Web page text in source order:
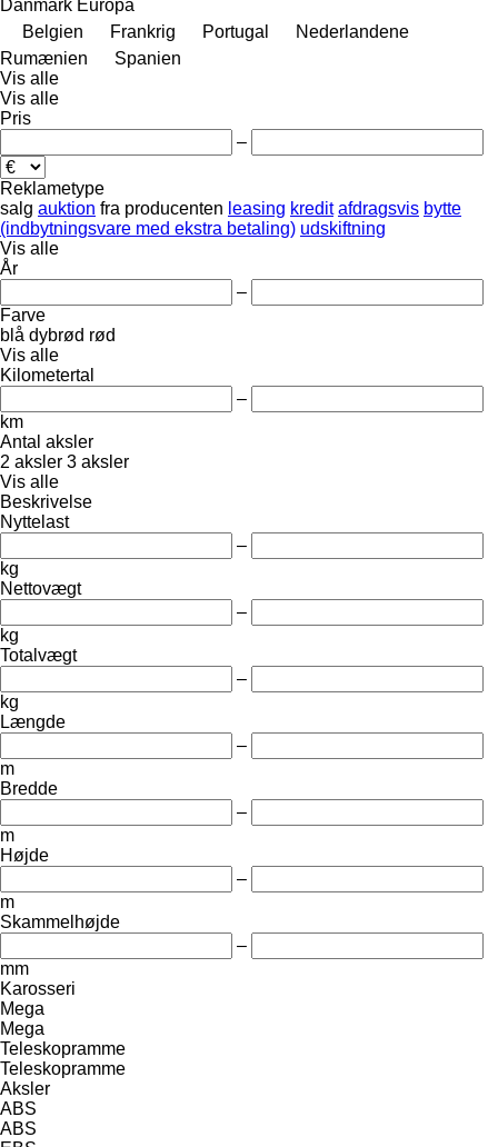
Danmark Europa
Belgien
Frankrig Portugal
Nederlandene
Rumænien
Spanien
Vis alle
Vis alle
Pris
–
Reklametype
salg auktion fra producenten leasing kredit afdragsvis bytte
(indbytningsvare med ekstra betaling) udskiftning
Vis alle
År
–
Farve
blå dybrød rød
Vis alle
Kilometertal
–
km
Antal aksler
2 aksler 3 aksler
Vis alle
Beskrivelse
Nyttelast
–
kg
Nettovægt
–
kg
Totalvægt
–
kg
Længde
–
m
Bredde
–
m
Højde
–
m
Skammelhøjde
–
mm
Karosseri
Mega
Mega
Teleskopramme
Teleskopramme
Aksler
ABS
ABS